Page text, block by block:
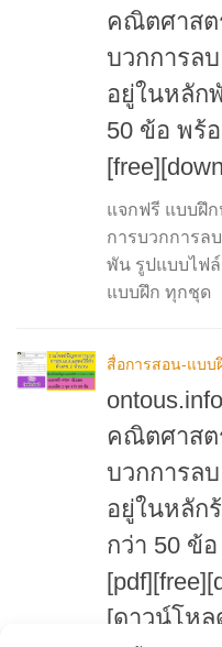
คณิตศาสต
บวกการล
อยู่ในหลัก
50 ข้อ พร้
แจกฟรี แบบฝึ
การบวกการล
พัน รูปแบบไฟล์
แบบฝึก ทุกชุด
สื่อการสอน-แบบ
คณิตศาสต
บวกการล
อยู่ในหลัก
กว่า 50 ข้
[ดาวน์โหล